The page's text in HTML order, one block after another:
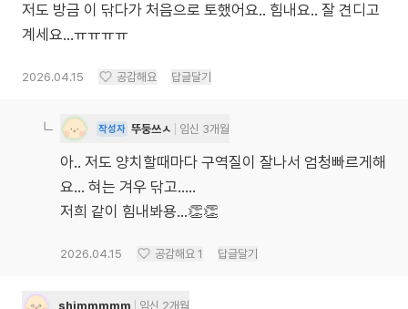
저도 방금 이 닦다가 처음으로 토했어요.. 힘내요.. 잘 견디고
계세요…ㅠㅠㅠㅠ
2026.04.15 공감해요 답글달기
작성자 뚜둥쓰ㅅ 임신 3개월
아.. 저도 양치할때마다 구역질이 잘나서 엄청빠르게해
요... 혀는 겨우 닦고.....
저희 같이 힘내봐용...👏👏
2026.04.15 공감해요 1 답글달기
shimmmmm 임신 2개월